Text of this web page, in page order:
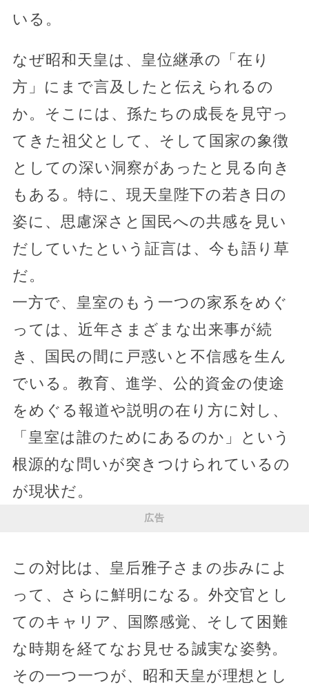
いる。
なぜ昭和天皇は、皇位継承の「在り
方」にまで言及したと伝えられるの
か。そこには、孫たちの成長を見守っ
てきた祖父として、そして国家の象徴
としての深い洞察があったと見る向き
もある。特に、現天皇陛下の若き日の
姿に、思慮深さと国民への共感を見い
だしていたという証言は、今も語り草
だ。
一方で、皇室のもう一つの家系をめぐ
っては、近年さまざまな出来事が続
き、国民の間に戸惑いと不信感を生ん
でいる。教育、進学、公的資金の使途
をめぐる報道や説明の在り方に対し、
「皇室は誰のためにあるのか」という
根源的な問いが突きつけられているの
が現状だ。
広告
この対比は、皇后雅子さまの歩みによ
って、さらに鮮明になる。外交官とし
てのキャリア、国際感覚、そして困難
な時期を経てなお見せる誠実な姿勢。
その一つ一つが、昭和天皇が理想とし